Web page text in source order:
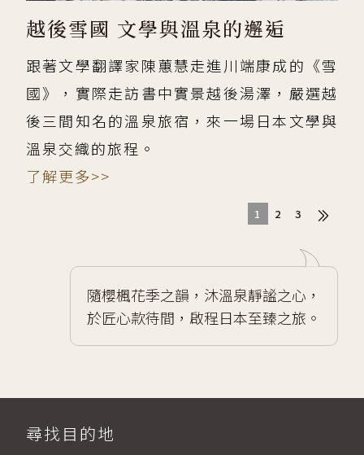
越後雪國 文學與溫泉的邂逅
跟著文學翻譯家陳蕙慧走進川端康成的《雪
國》，實際走訪書中實景越後湯澤，嚴選越
後三間知名的溫泉旅宿，來一場日本文學與
溫泉交織的旅程。
了解更多>>
1 2 3
隨櫻楓花季之韻，沐溫泉靜謐之心，
於匠心款待間，啟程日本至臻之旅。
尋找目的地